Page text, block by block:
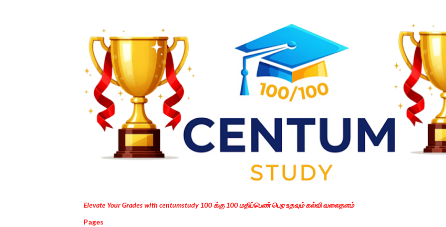
Elevate Your Grades with centumstudy 100 க்கு 100 மதிப்பெண் பெற உதவும் கல்வி வலைதளம்
Pages